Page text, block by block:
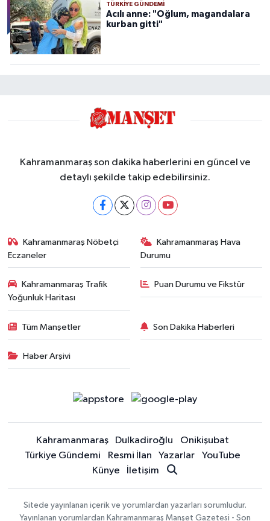
TÜRKIYE GÜNDEMI
Acılı anne: "Oğlum, magandalara
kurban gitti"
Kahramanmaraş son dakika haberlerini en güncel ve
detaylı şekilde takip edebilirsiniz.
Kahramanmaraş Nöbetçi
Eczaneler
Kahramanmaraş Hava
Durumu
Kahramanmaraş Trafik
Yoğunluk Haritası
Puan Durumu ve Fikstür
Tüm Manşetler Son Dakika Haberleri
Haber Arşivi
Kahramanmaraş Dulkadiroğlu
Onikişubat
Türkiye Gündemi
Resmi İlan Yazarlar
YouTube
Künye
İletişim
Sitede yayınlanan içerik ve yorumlardan yazarları sorumludur.
Yayınlanan yorumlardan Kahramanmaraş Manşet Gazetesi - Son